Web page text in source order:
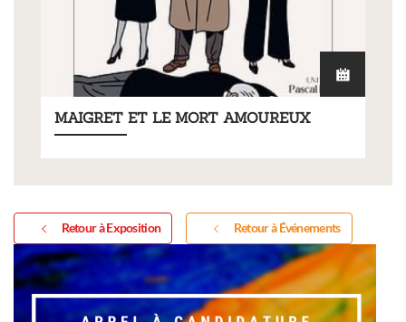
MAIGRET ET LE MORT AMOUREUX
Retour à Exposition Retour à Événements